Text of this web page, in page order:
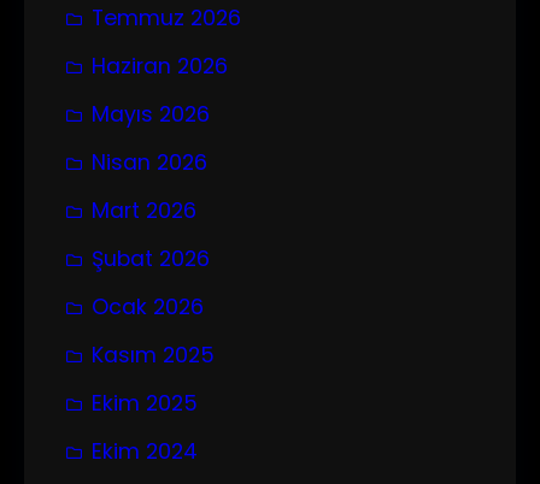
Temmuz 2026
Haziran 2026
Mayıs 2026
Nisan 2026
Mart 2026
Şubat 2026
Ocak 2026
Kasım 2025
Ekim 2025
Ekim 2024